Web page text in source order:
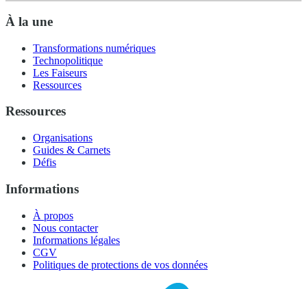
À la une
Transformations numériques
Technopolitique
Les Faiseurs
Ressources
Ressources
Organisations
Guides & Carnets
Défis
Informations
À propos
Nous contacter
Informations légales
CGV
Politiques de protections de vos données